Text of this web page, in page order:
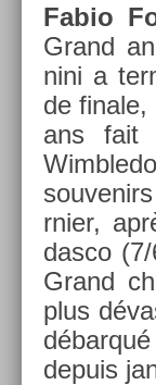
Fabio
Grand
nini a
de fin­ale,
ans fait
rni­er,
dasco
Grand
plus
de­puis